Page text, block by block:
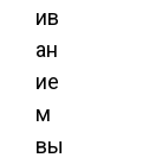
ив
ан
ие
м
вы